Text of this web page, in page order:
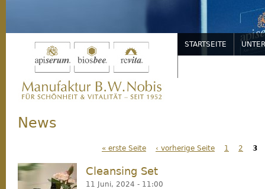
STARTSEITE
News
Seiten
« erste Seite ‹ vorherige Seite 1 2 3
cc48523e-64bf-4c77-bc8d-34f1cb58654c.jpeg
Cleansing Set
11 Juni, 2024 - 11:00